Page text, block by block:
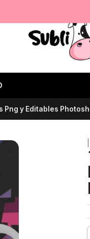
Png y Editables